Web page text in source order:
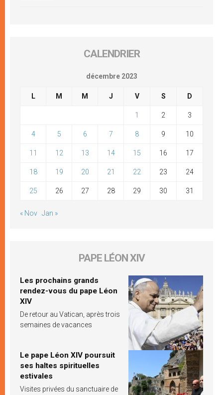
CALENDRIER
décembre 2023
L M M J V S D
1 2 3
4 5 6 7 8 9 10
11 12 13 14 15 16 17
18 19 20 21 22 23 24
25 26 27 28 29 30 31
« Nov Jan »
PAPE LÉON XIV
Les prochains grands
rendez-vous du pape Léon
XIV
De retour au Vatican, après trois
semaines de vacances
Le pape Léon XIV poursuit
ses haltes spirituelles
estivales
Visites privées du sanctuaire de